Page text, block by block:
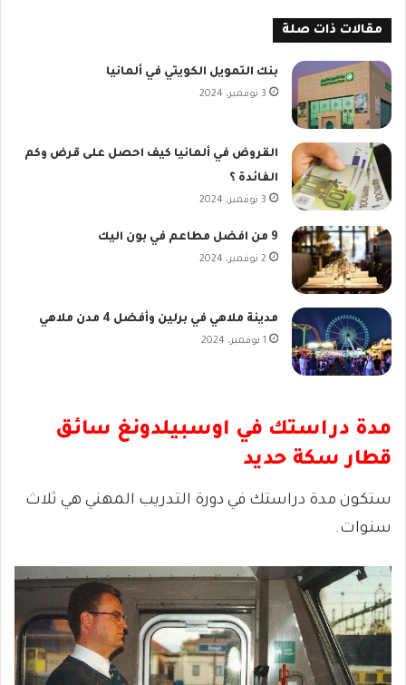
مقالات ذات صلة
بنك التمويل الكويتي في ألمانيا
3 نوفمبر، 2024
القروض في ألمانيا كيف احصل على قرض وكم
الفائدة ؟
3 نوفمبر، 2024
9 من افضل مطاعم في بون اليك
2 نوفمبر، 2024
مدينة ملاهي في برلين وأفضل 4 مدن ملاهي
1 نوفمبر، 2024
مدة دراستك في اوسبيلدونغ سائق
قطار سكة حديد
ستكون مدة دراستك في دورة التدريب المهني هي ثلاث
سنوات.